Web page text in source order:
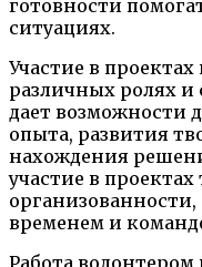
готовности
ситуациях.
Участие в проектах
различных ролях и
дает возможности
опыта, развития
нахождения
участие в
временем и
Работа волонтером